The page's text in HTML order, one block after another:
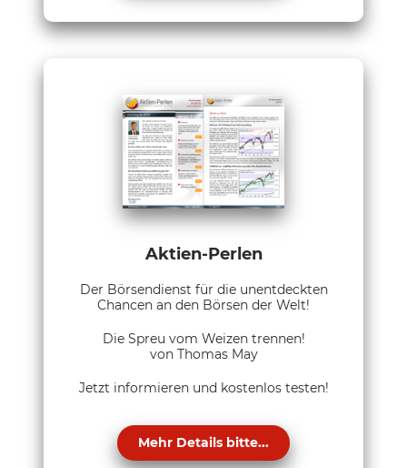
Aktien-Perlen
Der Börsendienst für die unentdeckten
Chancen an den Börsen der Welt!
Die Spreu vom Weizen trennen!
von Thomas May
Jetzt informieren und kostenlos testen!
Mehr Details bitte...